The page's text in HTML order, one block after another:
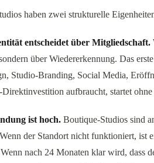
haben zwei strukturelle
entscheidet über Mitgliedschaft.
über Wiedererkennung. Das
Studio-Branding, Social Media,
Direktinvestition aufbraucht, startet
ist hoch. Boutique-Studios sind
der Standort nicht funktioniert, ist
nach 24 Monaten klar wird, dass